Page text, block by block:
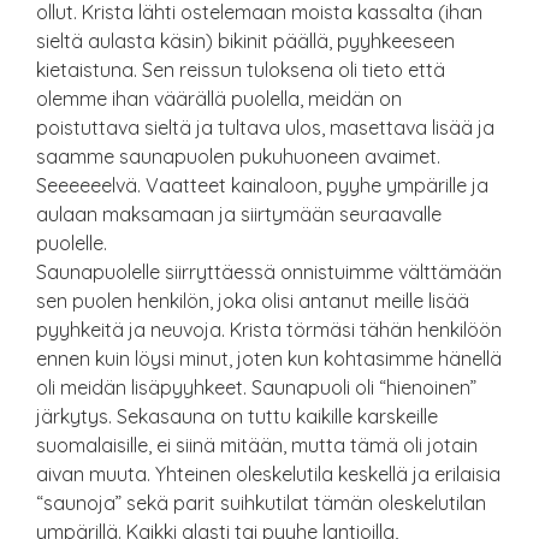
ollut. Krista lähti ostelemaan moista kassalta (ihan
sieltä aulasta käsin) bikinit päällä, pyyhkeeseen
kietaistuna. Sen reissun tuloksena oli tieto että
olemme ihan väärällä puolella, meidän on
poistuttava sieltä ja tultava ulos, masettava lisää ja
saamme saunapuolen pukuhuoneen avaimet.
Seeeeeelvä. Vaatteet kainaloon, pyyhe ympärille ja
aulaan maksamaan ja siirtymään seuraavalle
puolelle.
Saunapuolelle siirryttäessä onnistuimme välttämään
sen puolen henkilön, joka olisi antanut meille lisää
pyyhkeitä ja neuvoja. Krista törmäsi tähän henkilöön
ennen kuin löysi minut, joten kun kohtasimme hänellä
oli meidän lisäpyyhkeet. Saunapuoli oli “hienoinen”
järkytys. Sekasauna on tuttu kaikille karskeille
suomalaisille, ei siinä mitään, mutta tämä oli jotain
aivan muuta. Yhteinen oleskelutila keskellä ja erilaisia
“saunoja” sekä parit suihkutilat tämän oleskelutilan
ympärillä. Kaikki alasti tai pyyhe lantioilla,